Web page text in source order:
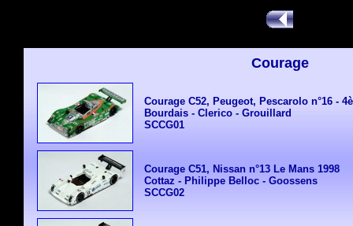
Courage
Courage C52, Peugeot, Pescarolo n°16 -
Bourdais - Clerico - Grouillard
SCCG01
Courage C51, Nissan n°13 Le Mans 1998
Cottaz - Philippe Belloc - Goossens
SCCG02